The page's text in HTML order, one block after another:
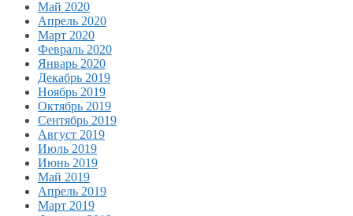
Май 2020
Апрель 2020
Март 2020
Февраль 2020
Январь 2020
Декабрь 2019
Ноябрь 2019
Октябрь 2019
Сентябрь 2019
Август 2019
Июль 2019
Июнь 2019
Май 2019
Апрель 2019
Март 2019